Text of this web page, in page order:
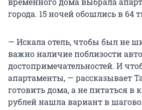
города. 15 ночей обошлись в 64
— Искала отель, чтобы был не
важно наличие поблизости
достопримечательностей. И
апартаменты, — рассказывает
готовить дома, а не питаться в
рублей нашла вариант в